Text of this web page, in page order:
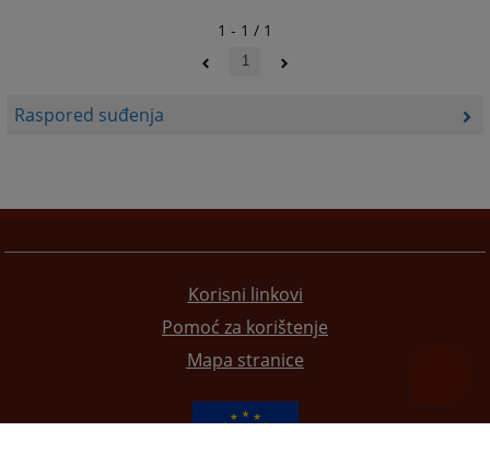
Raspored suđenja
1 - 1 / 1
1
Korisni linkovi
Pomoć za korištenje
Mapa stranice